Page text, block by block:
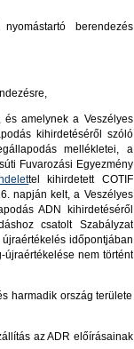
berendezés
és amelynek a Veszélyes
kihirdetéséről szóló
mellékletei, a
Fuvarozási Egyezmény
tel kihirdetett COTIF
napján kelt, a Veszélyes
ADN kihirdetéséről
csatolt Szabályzat
időpontjában
nem történt
harmadik ország területe
az ADR előírásainak